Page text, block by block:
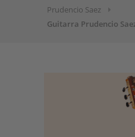
Prudencio Saez
Guitarra Prudencio